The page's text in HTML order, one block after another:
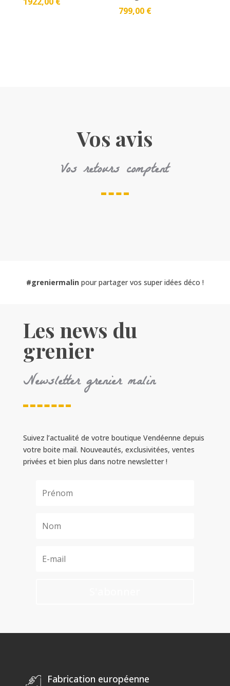
799,00 €
Vos avis
Vos retours comptent
#greniermalinpour partager vos super idées déco !
Les news du
grenier
Newsletter grenier malin
Suivez l’actualité de votre boutique Vendéenne depuis
votre boite mail. Nouveautés, exclusivitées, ventes
privées et bien plus dans notre newsletter !
Fabrication européenne